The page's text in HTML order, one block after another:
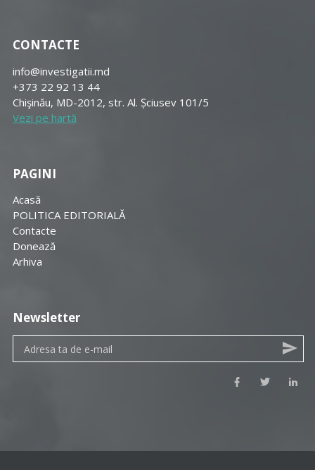
CONTACTE
info@investigatii.md
+373 22 92 13 44
Chişinău, MD-2012, str. Al. Șciusev 101/5
Vezi pe hartă
PAGINI
Acasă
POLITICA EDITORIALĂ
Contacte
Donează
Arhiva
Newsletter